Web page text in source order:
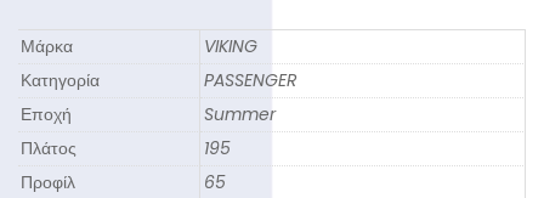
Μάρκα
VIKING
Κατηγορία
PASSENGER
Εποχή
Summer
Πλάτος
195
Προφίλ
65